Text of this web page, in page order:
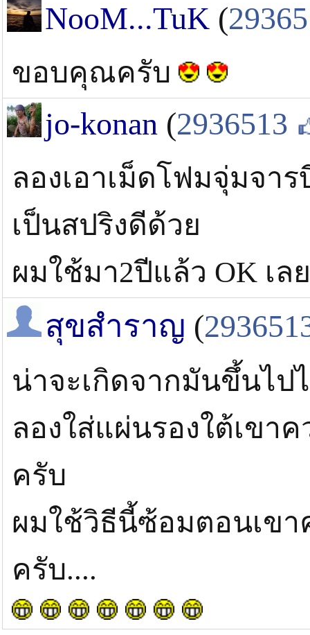
NooM...TuK (
ขอบคุณครับ
jo-konan (2936513
ลองเอาเม็ดโฟมจุ่มจ
เป็นสปริงดีด้วย
ผมใช้มา2ปีแล้ว OK เล
สุขสำราญ (
น่าจะเกิดจากมันขึ้นไป
ลองใส่แผ่นรองใต้เขา
ครับ
ผมใช้วิธีนี้ซ้อมตอนเขา
ครับ....